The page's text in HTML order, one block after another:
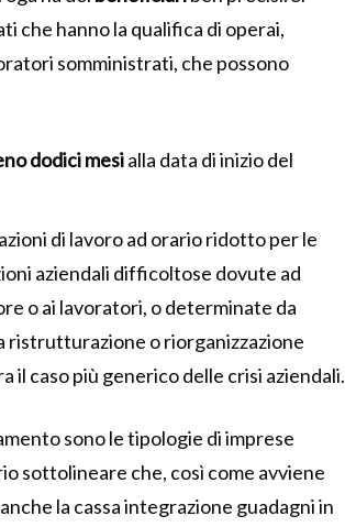
che hanno la qualifica di operai,
somministrati, che possono
dodici mesialla data di inizio del
di lavoro ad orario ridotto per le
aziendali difficoltose dovute ad
o ai lavoratori, o determinate da
ristrutturazione o riorganizzazione
il caso più generico delle crisi aziendali.
sono le tipologie di imprese
sottolineare che, così come avviene
la cassa integrazione guadagni in